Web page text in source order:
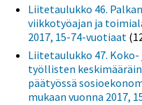
Liitetaulukko 46.
viikkotyöajan ja
2017, 15-74-vuotiaat
Liitetaulukko 47.
työllisten
päätyössä
mukaan vuonna 2017,